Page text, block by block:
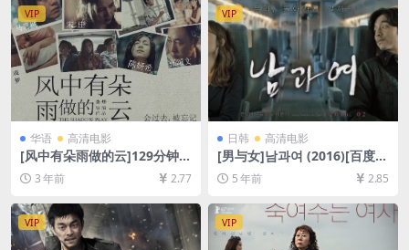
VIP
华语 高清电影
[风中有朵雨做的云]129分钟
(金马影展)(2018)[百度网盘
+夸克网盘+迅雷云盘资源1080
文字幕]
3 年前 2.77
VIP
日韩 高清电影
[男与女]남과여 (2016)[百度网
盘+迅雷云盘资源1080P超清
未删减][MP4/6.6GB][韩语中
5 年前 2.85
VIP VIP